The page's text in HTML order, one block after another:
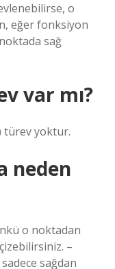
o
eğer fonksiyon
sağ
var mı?
türev yoktur.
neden
o noktadan
–
sadece sağdan